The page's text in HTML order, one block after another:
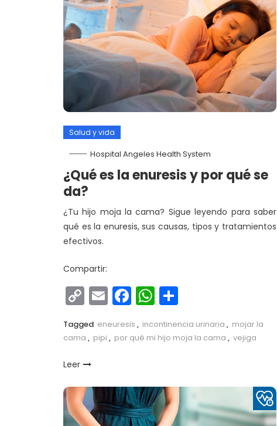
Salud y vida
Hospital Angeles Health System
¿Qué es la enuresis y por qué se
da?
¿Tu hijo moja la cama? Sigue leyendo para saber
qué es la enuresis, sus causas, tipos y tratamientos
efectivos.
Compartir:
Copy
Link
EmailFacebook
WhatsApp
Tagged eneuresis , incontinencia urinaria , mojar la
cama , pipi , por qué mi hijo moja la cama , vejiga
Leer